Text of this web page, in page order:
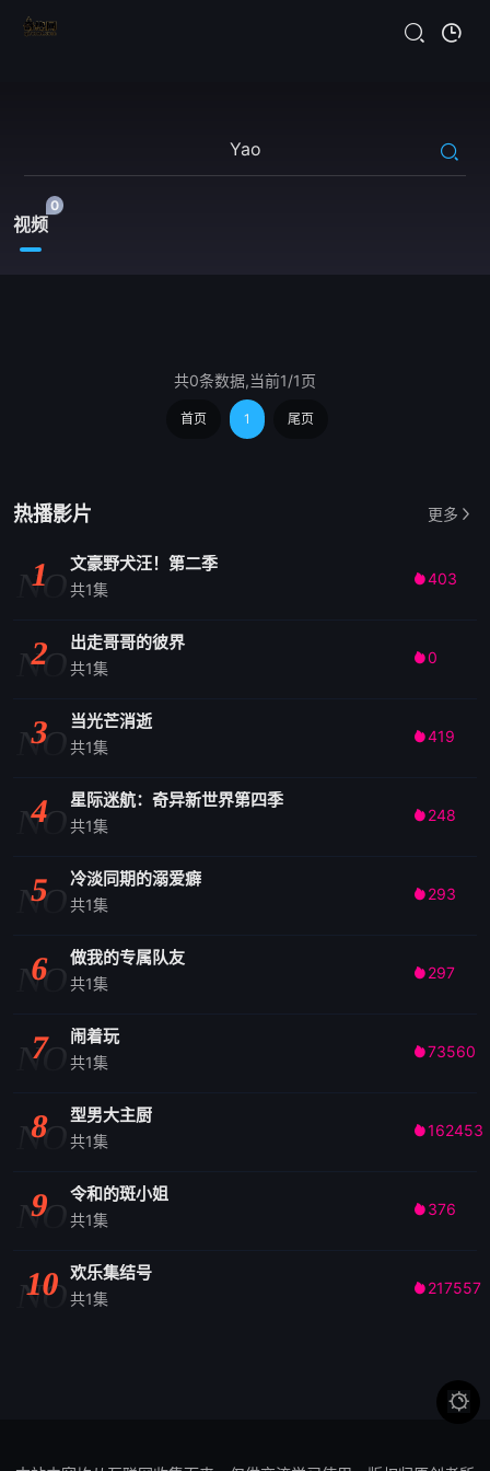
视频
0
共0条数据,当前1/1页
首页 1 尾页
热播影片 更多
NO
1 文豪野犬汪！第二季
共1集
403
NO
2 出走哥哥的彼界
共1集
0
NO
3 当光芒消逝
共1集
419
NO
4 星际迷航：奇异新世界第四季
共1集
 248
NO
5 冷淡同期的溺爱癖
共1集
 293
NO
6 做我的专属队友
共1集
 297
NO
7 闹着玩
共1集
73560
NO
8 型男大主厨
共1集
162453
NO
9 令和的斑小姐
共1集
 376
NO
10 欢乐集结号
共1集
 217557
